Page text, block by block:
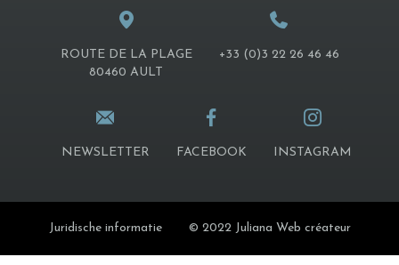
ROUTE DE LA PLAGE
80460 AULT
+33 (0)3 22 26 46 46
NEWSLETTER FACEBOOK INSTAGRAM
Juridische informatie © 2022 Juliana Web créateur